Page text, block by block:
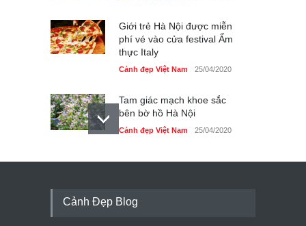
Giới trẻ Hà Nội được miễn
phí vé vào cửa festival Ẩm
thực Italy
Cảnh đẹp Việt Nam 25/04/2020
Tam giác mạch khoe sắc
bên bờ hồ Hà Nội
Cảnh đẹp Việt Nam 25/04/2020
Bán đảo Sơn Trà sẽ là khu
Cảnh Đẹp Blog